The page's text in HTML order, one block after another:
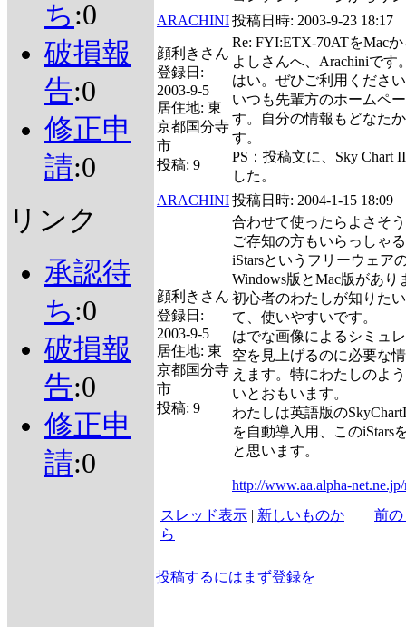
ち :0
破損報
告:0
修正申
請:0
リンク
承認待
ち :0
破損報
告:0
修正申
請:0
ARACHINI投稿日時: 2003-9-23 18:17
顔利きさん
登録日:
2003-9-5
居住地: 東
京都国分寺
市
投稿: 9
Re: FYI:ETX-70ATをMac
よしさんへ、Arachiniです
はい。ぜひご利用くださ
いつも先輩方のホームペ
す。自分の情報もどなた
す。
PS：投稿文に、Sky Chart
した。
ARACHINI投稿日時: 2004-1-15 18:09
顔利きさん
登録日:
2003-9-5
居住地: 東
京都国分寺
市
投稿: 9
合わせて使ったらよさそ
ご存知の方もいらっしゃ
iStarsというフリーウェア
Windows版とMac版があり
初心者のわたしが知りた
て、使いやすいです。
はでな画像によるシミュ
空を見上げるのに必要な
えます。特にわたしのよ
いとおもいます。
わたしは英語版の
を自動導入用、このiStars
と思います。
http://www.aa.alpha-net.ne.jp/
スレッド表示 | 新しいものか
ら
前
投稿するにはまず登録を